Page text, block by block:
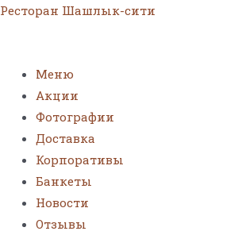
Ресторан Шашлык-сити
Меню
Акции
Фотографии
Доставка
Корпоративы
Банкеты
Новости
Отзывы